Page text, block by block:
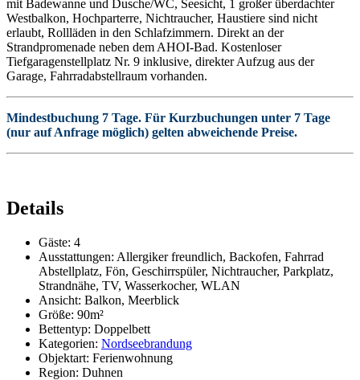
mit Badewanne und Dusche/WC, Seesicht, 1 großer überdachter
Westbalkon, Hochparterre, Nichtraucher, Haustiere sind nicht
erlaubt, Rollläden in den Schlafzimmern. Direkt an der
Strandpromenade neben dem AHOI-Bad. Kostenloser
Tiefgaragenstellplatz Nr. 9 inklusive, direkter Aufzug aus der
Garage, Fahrradabstellraum vorhanden.
Mindestbuchung 7 Tage. Für Kurzbuchungen unter 7 Tage
(nur auf Anfrage möglich) gelten abweichende Preise.
Details
Gäste: 4
Ausstattungen: Allergiker freundlich, Backofen, Fahrrad
Abstellplatz, Fön, Geschirrspüler, Nichtraucher, Parkplatz,
Strandnähe, TV, Wasserkocher, WLAN
Ansicht: Balkon, Meerblick
Größe: 90m²
Bettentyp: Doppelbett
Kategorien: Nordseebrandung
Objektart: Ferienwohnung
Region: Duhnen